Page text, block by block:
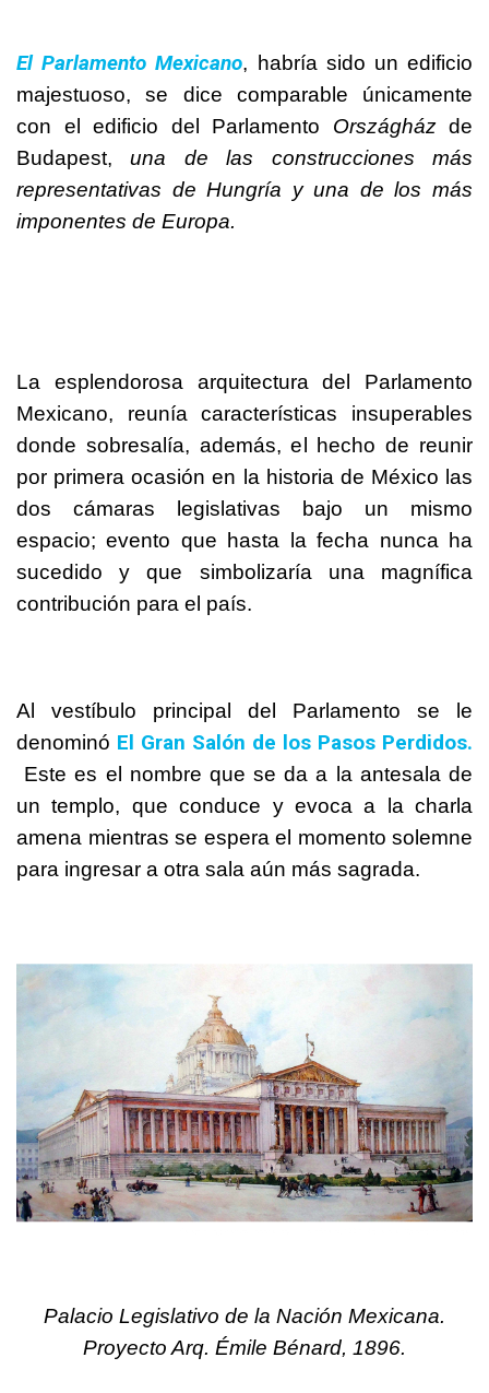
El Parlamento Mexicano, habría sido un edificio
majestuoso, se dice comparable únicamente
con el edificio del Parlamento Országházde
Budapest,una de las construcciones más
representativas de Hungría y una de los más
imponentes de Europa.
La esplendorosa arquitectura del Parlamento
Mexicano, reunía características insuperables
donde sobresalía, además, el hecho de reunir
por primera ocasión en la historia de México las
dos cámaras legislativas bajo un mismo
espacio; evento que hasta la fecha nunca ha
sucedido y que simbolizaría una magnífica
contribución para el país.
Al vestíbulo principal del Parlamento se le
denominó El Gran Salón de los Pasos Perdidos.
Este es el nombre que se da a la antesala de
un templo, que conduce y evoca a la charla
amena mientras se espera el momento solemne
para ingresar a otra sala aún más sagrada.
Palacio Legislativo de la Nación Mexicana.
Proyecto Arq. Émile Bénard, 1896.